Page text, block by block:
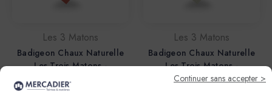
Les 3 Matons
Badigeon Chaux Naturelle
Les Trois Matons -
Manufacture Royale de
Lectoure - A5 - Terre
Les 3 Matons
Badigeon Chaux Naturelle
Les Trois Matons -
Manufacture Royale de
Continuer sans accepter >